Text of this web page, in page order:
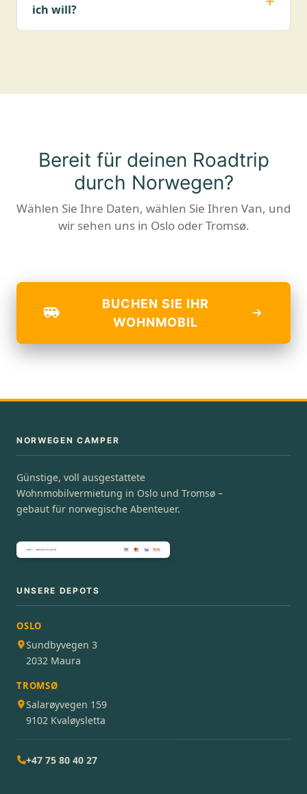
ich will?
Bereit für deinen Roadtrip
durch Norwegen?
Wählen Sie Ihre Daten, wählen Sie Ihren Van, und
wir sehen uns in Oslo oder Tromsø.
BUCHEN SIE IHR
WOHNMOBIL
NORWEGEN CAMPER
Günstige, voll ausgestattete
Wohnmobilvermietung in Oslo und Tromsø –
gebaut für norwegische Abenteuer.
UNSERE DEPOTS
OSLO
Sundbyvegen 3
2032 Maura
TROMSØ
Salarøyvegen 159
9102 Kvaløysletta
+47 75 80 40 27